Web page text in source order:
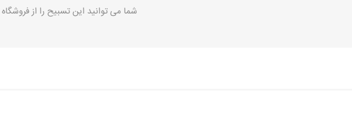
شما می توانید این تسبیح را از فروشگاه